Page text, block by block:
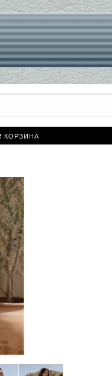
КОРЗИНА